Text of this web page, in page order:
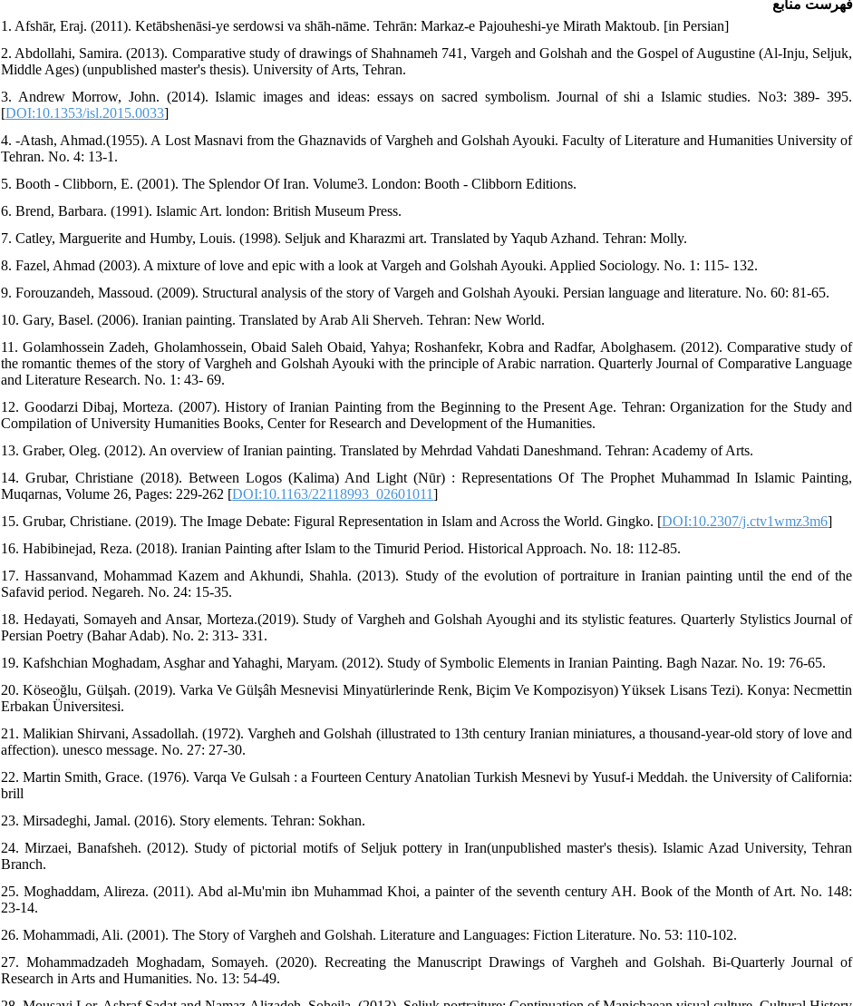
فهرست منابع
1. Afshār, Eraj. (2011). Ketābshenāsi-ye serdowsi va shāh-nāme. Tehrān: Markaz-e Pajouheshi-ye Mirath Maktoub. [in Persian]
2. Abdollahi, Samira. (2013). Comparative study of drawings of Shahnameh 741, Vargeh and Golshah and the Gospel of Augustine (Al-Inju, Seljuk,
Middle Ages) (unpublished master's thesis). University of Arts, Tehran.
3. Andrew Morrow, John. (2014). Islamic images and ideas: essays on sacred symbolism. Journal of shi a Islamic studies. No3: 389- 395.
[DOI:10.1353/isl.2015.0033]
4. -Atash, Ahmad.(1955). A Lost Masnavi from the Ghaznavids of Vargheh and Golshah Ayouki. Faculty of Literature and Humanities University of
Tehran. No. 4: 13-1.
5. Booth - Clibborn, E. (2001). The Splendor Of Iran. Volume3. London: Booth - Clibborn Editions.
6. Brend, Barbara. (1991). Islamic Art. london: British Museum Press.
7. Catley, Marguerite and Humby, Louis. (1998). Seljuk and Kharazmi art. Translated by Yaqub Azhand. Tehran: Molly.
8. Fazel, Ahmad (2003). A mixture of love and epic with a look at Vargeh and Golshah Ayouki. Applied Sociology. No. 1: 115- 132.
9. Forouzandeh, Massoud. (2009). Structural analysis of the story of Vargeh and Golshah Ayouki. Persian language and literature. No. 60: 81-65.
10. Gary, Basel. (2006). Iranian painting. Translated by Arab Ali Sherveh. Tehran: New World.
11. Golamhossein Zadeh, Gholamhossein, Obaid Saleh Obaid, Yahya; Roshanfekr, Kobra and Radfar, Abolghasem. (2012). Comparative study of
the romantic themes of the story of Vargheh and Golshah Ayouki with the principle of Arabic narration. Quarterly Journal of Comparative Language
and Literature Research. No. 1: 43- 69.
12. Goodarzi Dibaj, Morteza. (2007). History of Iranian Painting from the Beginning to the Present Age. Tehran: Organization for the Study and
Compilation of University Humanities Books, Center for Research and Development of the Humanities.
13. Graber, Oleg. (2012). An overview of Iranian painting. Translated by Mehrdad Vahdati Daneshmand. Tehran: Academy of Arts.
14. Grubar, Christiane (2018). Between Logos (Kalima) And Light (Nūr) : Representations Of The Prophet Muhammad In Islamic Painting,
Muqarnas, Volume 26, Pages: 229-262 [DOI:10.1163/22118993_02601011]
15. Grubar, Christiane. (2019). The Image Debate: Figural Representation in Islam and Across the World. Gingko. [DOI:10.2307/j.ctv1wmz3m6]
16. Habibinejad, Reza. (2018). Iranian Painting after Islam to the Timurid Period. Historical Approach. No. 18: 112-85.
17. Hassanvand, Mohammad Kazem and Akhundi, Shahla. (2013). Study of the evolution of portraiture in Iranian painting until the end of the
Safavid period. Negareh. No. 24: 15-35.
18. Hedayati, Somayeh and Ansar, Morteza.(2019). Study of Vargheh and Golshah Ayoughi and its stylistic features. Quarterly Stylistics Journal of
Persian Poetry (Bahar Adab). No. 2: 313- 331.
19. Kafshchian Moghadam, Asghar and Yahaghi, Maryam. (2012). Study of Symbolic Elements in Iranian Painting. Bagh Nazar. No. 19: 76-65.
20. Köseoğlu, Gülşah. (2019). Varka Ve Gülşâh Mesnevisi Minyatürlerinde Renk, Biçim Ve Kompozisyon) Yüksek Lisans Tezi). Konya: Necmettin
Erbakan Üniversitesi.
21. Malikian Shirvani, Assadollah. (1972). Vargheh and Golshah (illustrated to 13th century Iranian miniatures, a thousand-year-old story of love and
affection). unesco message. No. 27: 27-30.
22. Martin Smith, Grace. (1976). Varqa Ve Gulsah : a Fourteen Century Anatolian Turkish Mesnevi by Yusuf-i Meddah. the University of California:
brill
23. Mirsadeghi, Jamal. (2016). Story elements. Tehran: Sokhan.
24. Mirzaei, Banafsheh. (2012). Study of pictorial motifs of Seljuk pottery in Iran(unpublished master's thesis). Islamic Azad University, Tehran
Branch.
25. Moghaddam, Alireza. (2011). Abd al-Mu'min ibn Muhammad Khoi, a painter of the seventh century AH. Book of the Month of Art. No. 148:
23-14.
26. Mohammadi, Ali. (2001). The Story of Vargheh and Golshah. Literature and Languages: Fiction Literature. No. 53: 110-102.
27. Mohammadzadeh Moghadam, Somayeh. (2020). Recreating the Manuscript Drawings of Vargheh and Golshah. Bi-Quarterly Journal of
Research in Arts and Humanities. No. 13: 54-49.